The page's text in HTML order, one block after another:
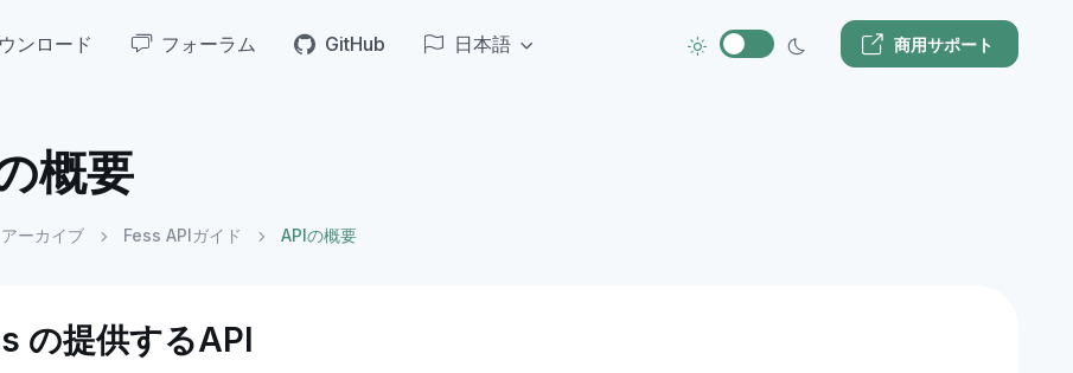
ンロード フォーラム GitHub 日本語 商用サポート
概要
アーカイブ Fess APIガイド APIの概要
の提供するAPI